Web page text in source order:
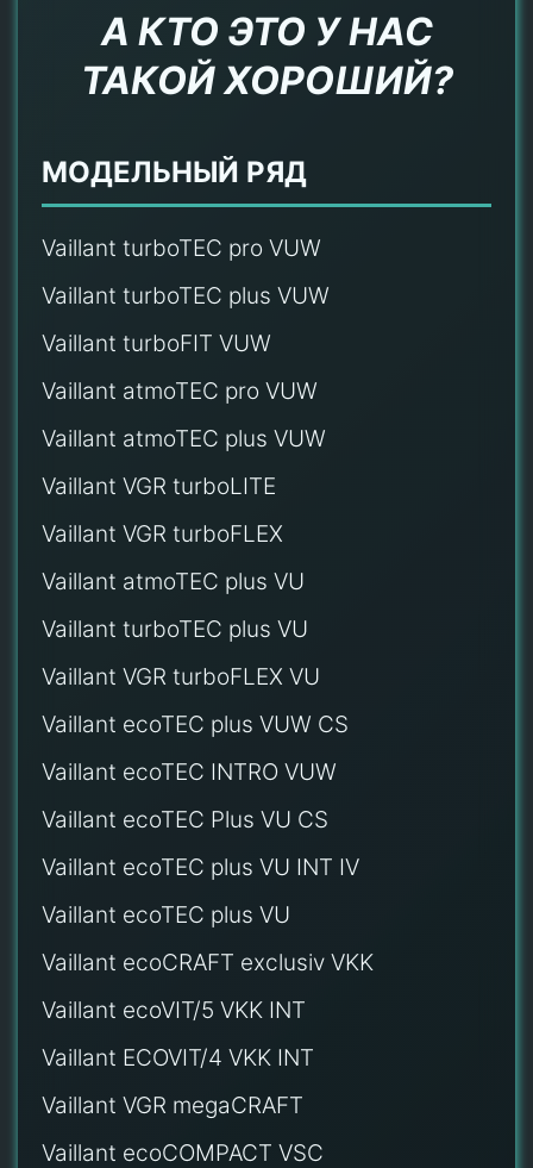
А КТО ЭТО У НАС
ТАКОЙ ХОРОШИЙ?
МОДЕЛЬНЫЙ РЯД
Vaillant turboTEC pro VUW
Vaillant turboTEC plus VUW
Vaillant turboFIT VUW
Vaillant atmoTEC pro VUW
Vaillant atmoTEC plus VUW
Vaillant VGR turboLITE
Vaillant VGR turboFLEX
Vaillant atmoTEC plus VU
Vaillant turboTEC plus VU
Vaillant VGR turboFLEX VU
Vaillant ecoTEC plus VUW CS
Vaillant ecoTEC INTRO VUW
Vaillant ecoTEC Plus VU CS
Vaillant ecoTEC plus VU INT IV
Vaillant ecoTEC plus VU
Vaillant ecoCRAFT exclusiv VKK
Vaillant ecoVIT/5 VKK INT
Vaillant ECOVIT/4 VKK INT
Vaillant VGR megaCRAFT
Vaillant ecoCOMPACT VSC